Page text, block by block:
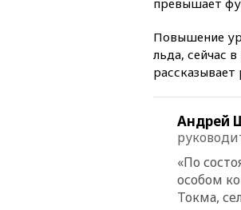
Повышение
льда, сейчас
Андрей
«По
особом
Токма,